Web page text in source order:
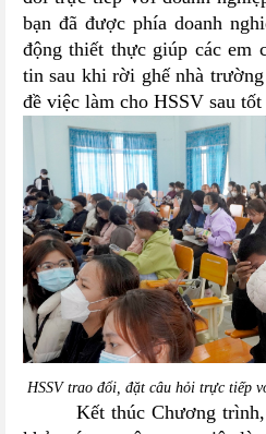
bạn đã được phía doanh
động thiết thực giúp các em
tin sau khi rời ghế nhà
đề việc làm cho HSSV sau tốt
HSSV trao đổi, đặt câu hỏi trực tiếp
Kết thúc Chương trình,